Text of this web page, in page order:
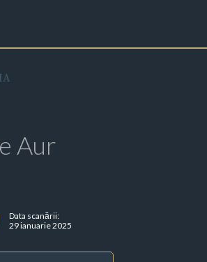
Aur
Data scanării:
29 ianuarie 2025